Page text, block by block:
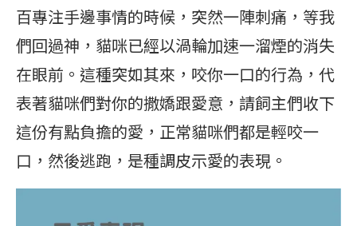
百專注手邊事情的時候，突然一陣刺痛，等我
們回過神，貓咪已經以渦輪加速一溜煙的消失
在眼前。這種突如其來，咬你一口的行為，代
表著貓咪們對你的撒嬌跟愛意，請飼主們收下
這份有點負擔的愛，正常貓咪們都是輕咬一
口，然後逃跑，是種調皮示愛的表現。